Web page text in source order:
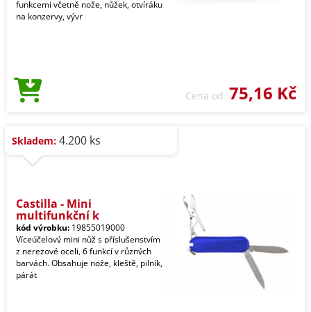
funkcemi včetně nože, nůžek, otvíráku
na konzervy, vývr
Cena od 75,16 Kč
Skladem: 4.200 ks
Castilla - Mini
multifunkční k
kód výrobku: 19855019000
Víceúčelový mini nůž s příslušenstvím
z nerezové oceli, 6 funkcí v různých
barvách. Obsahuje nože, kleště, pilník,
párát